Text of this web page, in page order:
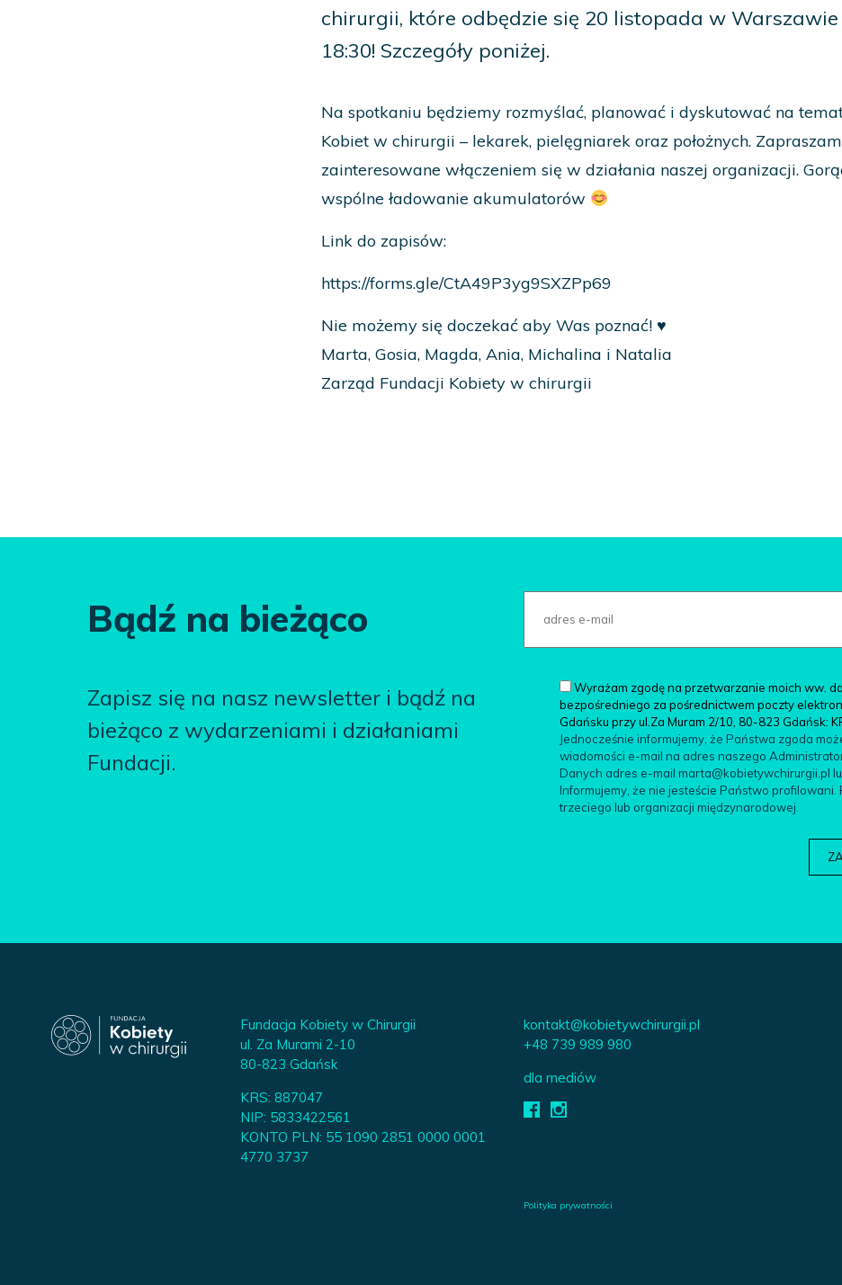
chirurgii, które odbędzie się 20 listopada w
18:30! Szczegóły poniżej.
Na spotkaniu będziemy rozmyślać, planować i dyskutować na
Kobiet w chirurgii – lekarek, pielęgniarek oraz położnych.
zainteresowane włączeniem się w działania naszej organizacji.
wspólne ładowanie akumulatorów
Link do zapisów:
https://forms.gle/CtA49P3yg9SXZPp69
Nie możemy się doczekać aby Was poznać! ♥️
Marta, Gosia, Magda, Ania, Michalina i Natalia
Zarząd Fundacji Kobiety w chirurgii
Bądź na bieżąco
Zapisz się na nasz newsletter i bądź na
bieżąco z wydarzeniami i działaniami
Fundacji.
Wyrażam zgodę na przetwarzanie moich ww.
bezpośredniego za pośrednictwem poczty
Gdańsku przy ul.Za Muram 2/10, 80-823 Gdańsk:
Jednocześnie informujemy, że Państwa zgoda
wiadomości e-mail na adres naszego
Danych adres e-mail marta@kobietywchirurgii.pl
Informujemy, że nie jesteście Państwo
trzeciego lub organizacji międzynarodowej.
Fundacja Kobiety w Chirurgii
ul. Za Murami 2-10
80-823 Gdańsk
KRS: 887047
NIP: 5833422561
KONTO PLN: 55 1090 2851 0000 0001
4770 3737
kontakt@kobietywchirurgii.pl
+48 739 989 980
dla mediów
Polityka prywatności